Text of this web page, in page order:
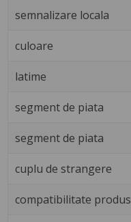
semnalizare locala
culoare
latime
segment de piata
segment de piata
cuplu de strangere
compatibilitate produs